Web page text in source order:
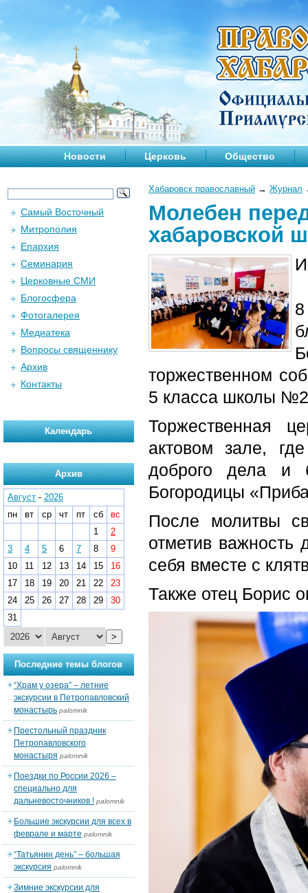
Новости Церковь Общество
Хабаровск православный → Журнал
Молебен
хабаровской
торжественном
5 класса школы
Торжественная
актовом зале,
доброго дела и
Богородицы
После молитвы
отметив важность
себя вместе с
Также отец Борис
Самый Восточный
Митрополия
Епархия
Семинария
Церковные СМИ
Блогосфера
Фотогалерея
Медиатека
Вопросы священнику
Архив
Контакты
Календарь
Архив
Август - 2026
пн
вт ср чт пт сб
вс
1
2
3
4 5 6 7 8
9
10
11 12 13 14 15
16
17
18 19 20 21 22
23
24
25 26 27 28 29
30
31
>
Последние темы блогов
“Храм у озера” – летние
экскурсии в Петропавловский
монастырь palomnik
Престольный праздник
Петропавловского
монастыря palomnik
Поездки по России 2026 –
специально для
дальневосточников ! palomnik
Большие экскурсии для всех в
феврале и марте palomnik
“Татьянин день” – большая
экскурсия palomnik
Зимние экскурсии для